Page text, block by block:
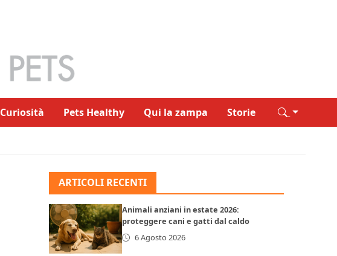
Curiosità Pets Healthy Qui la zampa Storie
ARTICOLI RECENTI
Animali anziani in estate 2026:
proteggere cani e gatti dal caldo
6 Agosto 2026